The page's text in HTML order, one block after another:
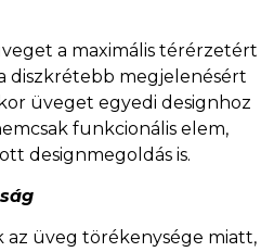
a maximális térérzetért
megjelenésért
üveget egyedi designhoz
funkcionális elem,
designmegoldás is.
az üveg törékenysége miatt,